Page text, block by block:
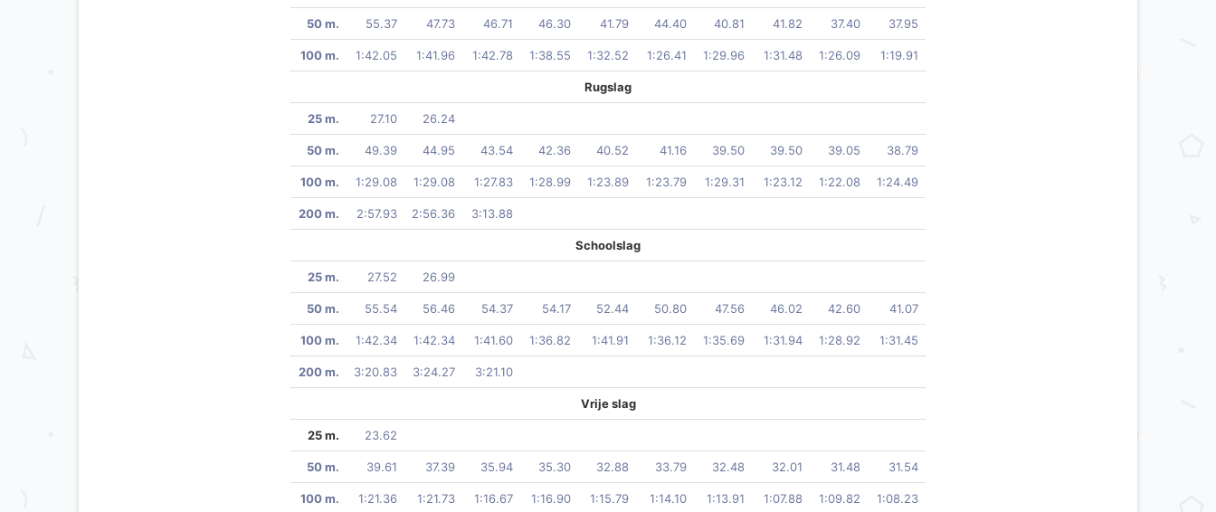
50 m. 55.37 47.73 46.71 46.30 41.79 44.40 40.81 41.82 37.40 37.95
100 m. 1:42.05 1:41.96 1:42.78 1:38.55 1:32.52 1:26.41 1:29.96 1:31.48 1:26.09 1:19.91
Rugslag
25 m. 27.10 26.24
50 m. 49.39 44.95 43.54 42.36 40.52 41.16 39.50 39.50 39.05 38.79
100 m. 1:29.08 1:29.08 1:27.83 1:28.99 1:23.89 1:23.79 1:29.31 1:23.12 1:22.08 1:24.49
200 m. 2:57.93 2:56.36 3:13.88
Schoolslag
25 m. 27.52 26.99
50 m. 55.54 56.46 54.37 54.17 52.44 50.80 47.56 46.02 42.60 41.07
100 m. 1:42.34 1:42.34 1:41.60 1:36.82 1:41.91 1:36.12 1:35.69 1:31.94 1:28.92 1:31.45
200 m. 3:20.83 3:24.27 3:21.10
Vrije slag
25 m. 23.62
50 m. 39.61 37.39 35.94 35.30 32.88 33.79 32.48 32.01 31.48 31.54
100 m. 1:21.36 1:21.73 1:16.67 1:16.90 1:15.79 1:14.10 1:13.91 1:07.88 1:09.82 1:08.23